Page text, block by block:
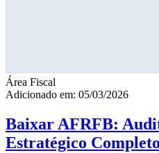
Área Fiscal
Adicionado em: 05/03/2026
Baixar AFRFB:
Estratégico